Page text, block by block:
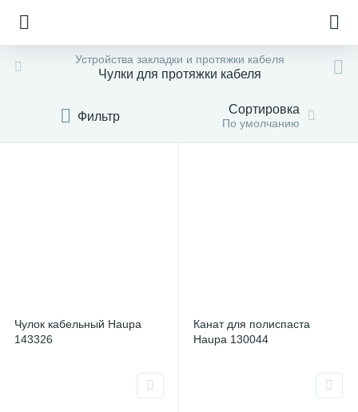
Устройства закладки и протяжки кабеля
Чулки для протяжки кабеля
Фильтр Сортировка
По умолчанию
Чулок кабельный Haupa
143326
Канат для полиспаста
Haupa 130044